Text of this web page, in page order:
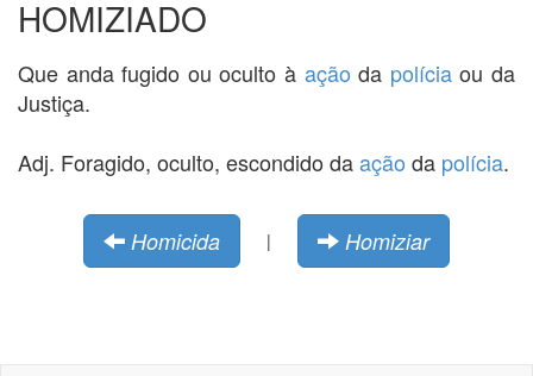
HOMIZIADO
Que anda fugido ou oculto à ação da políciaou da
Justiça.
Adj. Foragido, oculto, escondido daação da polícia.
Homicida | Homiziar